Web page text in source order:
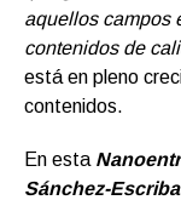
aquellos campos
contenidos de
está en pleno
contenidos.
En esta
Sánchez-